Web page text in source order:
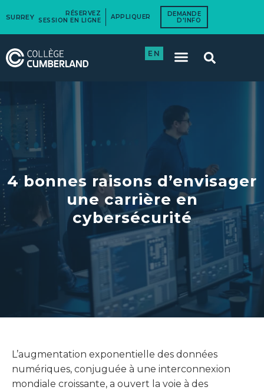
SURREY
RÉSERVEZ
SESSION EN LIGNE
APPLIQUER
DEMANDE
D'INFO
EN
4 bonnes raisons d’envisager
une carrière en
cybersécurité
L’augmentation exponentielle des données
numériques, conjuguée à une interconnexion
mondiale croissante, a ouvert la voie à des